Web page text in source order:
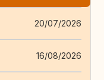
20/07/2026
16/08/2026